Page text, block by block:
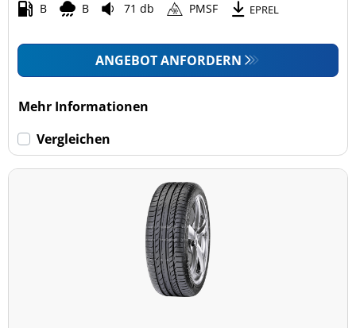
B B 71 db PMSF EPREL
ANGEBOT ANFORDERN
Mehr Informationen
Vergleichen